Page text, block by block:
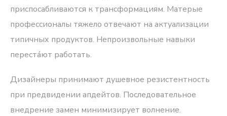
приспосабливаются к трансформациям. Матерые
профессионалы тяжело отвечают на актуализации
типичных продуктов. Непроизвольные навыки
переста́ют работать.
Дизайнеры принимают душевное резистентность
при предвидении апдейтов. Последовательное
внедрение замен минимизирует волнение.